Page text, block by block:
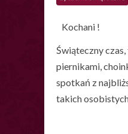
Świąteczny
piernikami,
spotkań z
takich